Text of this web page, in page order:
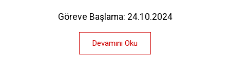
Göreve Başlama: 24.10.2024
Devamını Oku